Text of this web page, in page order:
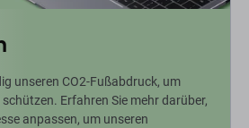
unseren CO2-Fußabdruck, um
Erfahren Sie mehr darüber,
anpassen, um unseren